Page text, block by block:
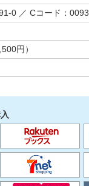
0 ／ Cコード：0093
円）